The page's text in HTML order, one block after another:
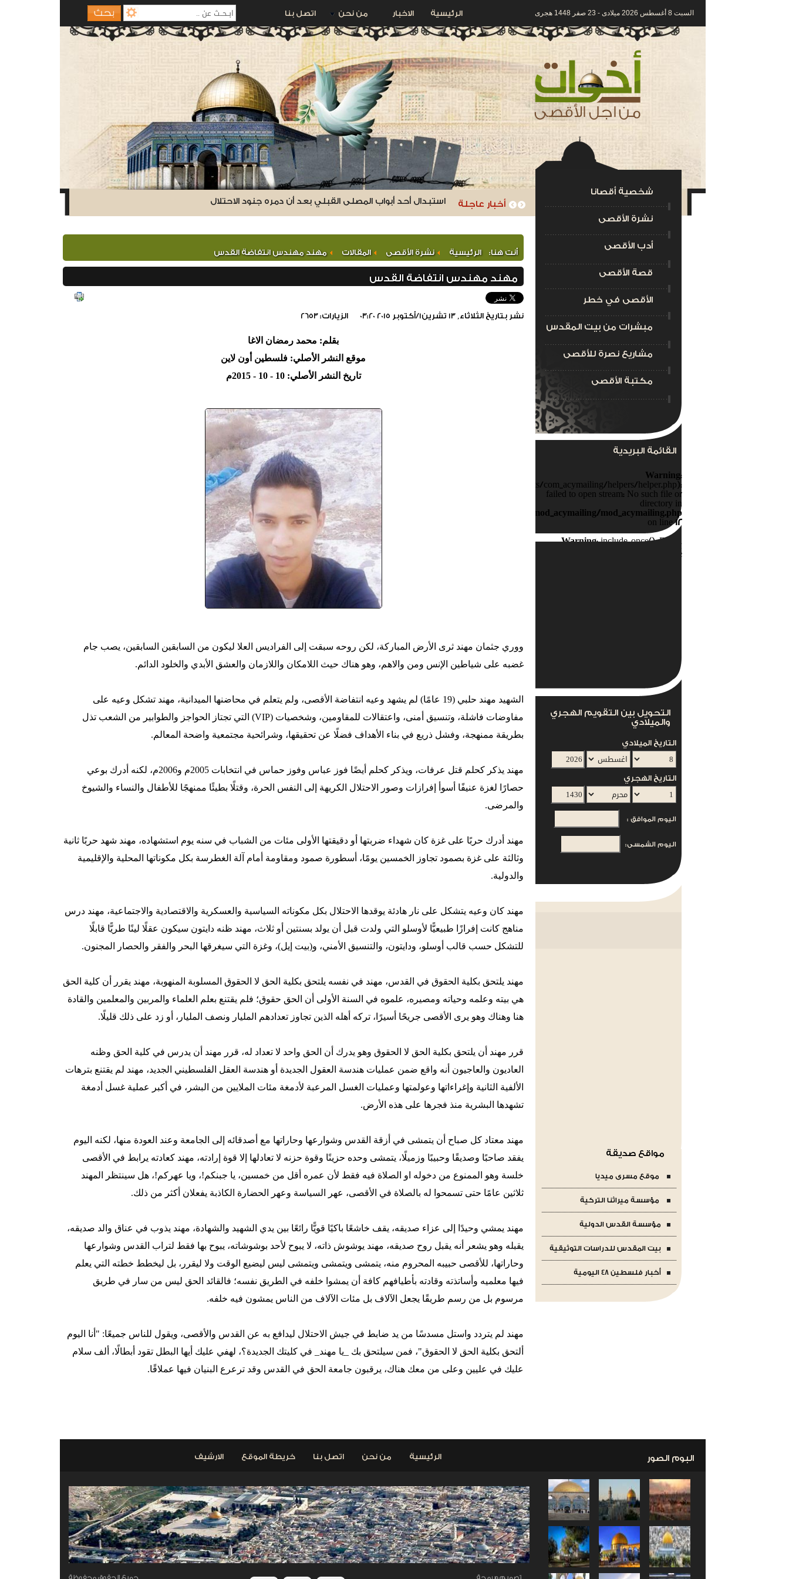
السبت 8 أغسطس 2026 ميلادى - 23 صفر 1448 هجرى الرئيسية الاخبار من نحن اتصل بنا
أخبار عاجلة
استبدال أحد أبواب المصلى القبلي بعد أن دمره جنود الاحتلال شخصية أقصانا
نشرة الأقصى
أدب الأقصى
قصة الأقصى
الأقصى في خطر
مبشرات من بيت المقدس
مشاريع نصرة للأقصى
مكتبة الأقصى
القائمة البريدية
Warning:
include_once(/home/foraqsa/public_html/administrator/components/com_acymailing/helpers/helper.php):
failed to open stream: No such file or
directory in
/home/foraqsa/public_html/modules/mod_acymailing/mod_acymailing.php
on line12
Warning: include_once(): Failed
opening
'/home/foraqsa/public_html/administrator/components/com_acymailing/helpers/helper.php'
التحويل بين التقويم الهجري
والميلادي
التاريخ الميلادي
التاريخ الهجري
اليوم الموافق :
اليوم الشمسى:
مواقع صديقة
موقع مسرى ميديا
مؤسسة ميراثنا التركية
مؤسسة القدس الدولية
بيت المقدس للدراسات التوثيقية
أخبار فلسطين 48 اليومية
أنت هنا: الرئيسية نشرة الأقصى المقالات مهند مهندس انتفاضة القدس
مهند مهندس انتفاضة القدس
نشر بتاريخ الثلاثاء, 13 تشرين1/أكتوبر 2015 03:20 الزيارات: 2653
بقلم: محمد رمضان الاغا
موقع النشر الأصلي: فلسطين أون لاين
تاريخ النشر الأصلي: 10 - 10 - 2015م
ووري جثمان مهند ثرى الأرض المباركة، لكن روحه سبقت إلى الفراديس العلا ليكون من السابقين السابقين، يصب جام
غضبه على شياطين الإنس ومن والاهم، وهو هناك حيث اللامكان واللازمان والعشق الأبدي والخلود الدائم.
الشهيد مهند حلبي (19 عامًا) لم يشهد وعيه انتفاضة الأقصى، ولم يتعلم في محاضنها الميدانية، مهند تشكل وعيه على
مفاوضات فاشلة، وتنسيق أمنى، واعتقالات للمقاومين، وشخصيات (VIP) التي تجتاز الحواجز والطوابير من الشعب تذل
بطريقة ممنهجة، وفشل ذريع في بناء الأهداف فضلًا عن تحقيقها، وشرائحية مجتمعية واضحة المعالم.
مهند يذكر كحلم قتل عرفات، ويذكر كحلم أيضًا فوز عباس وفوز حماس في انتخابات 2005م و2006م، لكنه أدرك بوعي
حصارًا لغزة عنيفًا أسوأ إفرازات وصور الاحتلال الكريهة إلى النفس الحرة، وقتلًا بطيئًا ممنهجًا للأطفال والنساء والشيوخ
والمرضى.
مهند أدرك حربًا على غزة كان شهداء ضربتها أو دقيقتها الأولى مئات من الشباب في سنه يوم استشهاده، مهند شهد حربًا ثانية
وثالثة على غزة بصمود تجاوز الخمسين يومًا، أسطورة صمود ومقاومة أمام آلة الغطرسة بكل مكوناتها المحلية والإقليمية
والدولية.
مهند كان وعيه يتشكل على نار هادئة يوقدها الاحتلال بكل مكوناته السياسية والعسكرية والاقتصادية والاجتماعية، مهند درس
مناهج كانت إفرازًا طبيعيًّا لأوسلو التي ولدت قبل أن يولد بسنتين أو ثلاث، مهند ظنه دايتون سيكون عقلًا لينًا طريًّا قابلًا
للتشكل حسب قالب أوسلو، ودايتون، والتنسيق الأمني، و(بيت إيل)، وغزة التي سيغرقها البحر والفقر والحصار المجنون.
مهند يلتحق بكلية الحقوق في القدس، مهند في نفسه يلتحق بكلية الحق لا الحقوق المسلوبة المنهوبة، مهند يقرر أن كلية الحق
هي بيته وعلمه وحياته ومصيره، علموه في السنة الأولى أن الحق حقوق؛ فلم يقتنع بعلم العلماء والمربين والمعلمين والقادة
هنا وهناك وهو يرى الأقصى جريحًا أسيرًا، تركه أهله الذين تجاوز تعدادهم المليار ونصف المليار، أو زد على ذلك قليلًا.
قرر مهند أن يلتحق بكلية الحق لا الحقوق وهو يدرك أن الحق واحد لا تعداد له، قرر مهند أن يدرس في كلية الحق وظنه
العاديون والعاجيون أنه واقع ضمن عمليات هندسة العقول الجديدة أو هندسة العقل الفلسطيني الجديد، مهند لم يقتنع بترهات
الألفية الثانية وإغراءاتها وعولمتها وعمليات الغسل المرعبة لأدمغة مئات الملايين من البشر، في أكبر عملية غسل أدمغة
تشهدها البشرية منذ فجرها على هذه الأرض.
مهند معتاد كل صباح أن يتمشى في أزقة القدس وشوارعها وحاراتها مع أصدقائه إلى الجامعة وعند العودة منها، لكنه اليوم
يفقد صاحبًا وصديقًا وحبيبًا وزميلًا، يتمشى وحده حزينًا وقوة حزنه لا تعادلها إلا قوة إرادته، مهند كعادته يرابط في الأقصى
خلسة وهو الممنوع من دخوله او الصلاة فيه فقط لأن عمره أقل من خمسين، يا جبنكم!، ويا عهركم!، هل سينتظر المهند
ثلاثين عامًا حتى تسمحوا له بالصلاة في الأقصى، عهر السياسة وعهر الحضارة الكاذبة يفعلان أكثر من ذلك.
مهند يمشي وحيدًا إلى عزاء صديقه، يقف خاشعًا باكيًا قويًّا رائعًا بين يدي الشهيد والشهادة، مهند يذوب في عناق والد صديقه،
يقبله وهو يشعر أنه يقبل روح صديقه، مهند يوشوش ذاته، لا يبوح لأحد بوشوشاته، يبوح بها فقط لتراب القدس وشوارعها
وحاراتها، للأقصى حبيبه المحروم منه، يتمشى ويتمشى ويتمشى ليس ليضيع الوقت ولا ليقرر، بل ليخطط خطته التي يعلم
فيها معلميه وأساتذته وقادته بأطيافهم كافة أن يمشوا خلفه في الطريق نفسه؛ فالقائد الحق ليس من سار في طريق
مرسوم بل من رسم طريقًا يجعل الآلاف بل مئات الآلاف من الناس يمشون فيه خلفه.
مهند لم يتردد واستل مسدسًا من يد ضابط في جيش الاحتلال ليدافع به عن القدس والأقصى، ويقول للناس جميعًا: "أنا اليوم
ألتحق بكلية الحق لا الحقوق"، فمن سيلتحق بك _يا مهند_ في كليتك الجديدة؟، لهفي عليك أيها البطل تقود أبطالًا، ألف سلام
عليك في عليين وعلى من معك هناك، يرقبون جامعة الحق في القدس وقد ترعرع البنيان فيها عملاقًا.
الرئيسية من نحن اتصل بنا خريطة الموقع الارشيف البوم الصور